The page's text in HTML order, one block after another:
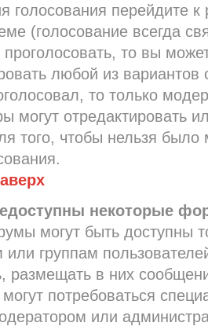
голосования перейдите
(голосование всегда
проголосовать, то вы
любой из вариантов
то только
могут отредактировать
того, чтобы нельзя было
некоторые
могут быть доступны
или группам
размещать в них
потребоваться
или